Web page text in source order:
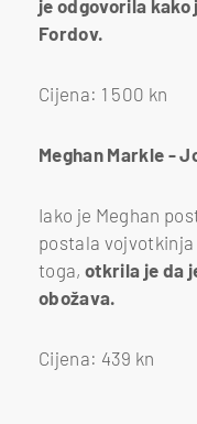
je odgovorila kako
Fordov.
Cijena: 1 500 kn
Meghan Markle -
Iako je Meghan
postala
toga, otkrila je da
obožava.
Cijena: 439 kn